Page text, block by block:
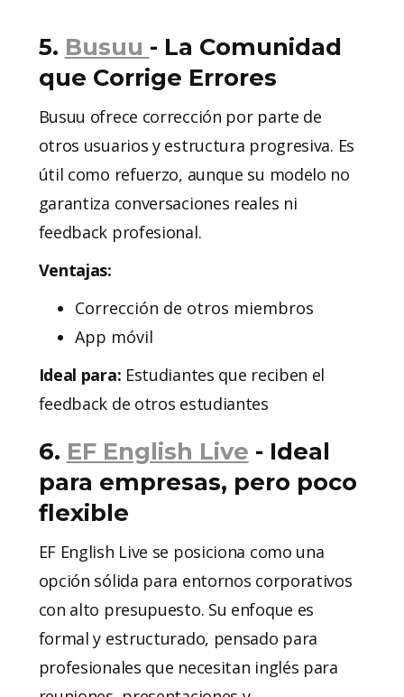
5. Busuu - La Comunidad
que Corrige Errores
Busuu ofrece corrección por parte de
otros usuarios y estructura progresiva. Es
útil como refuerzo, aunque su modelo no
garantiza conversaciones reales ni
feedback profesional.
Ventajas:
Corrección de otros miembros
App móvil
Ideal para: Estudiantes que reciben el
feedback de otros estudiantes
6. EF English Live - Ideal
para empresas, pero poco
flexible
EF English Live se posiciona como una
opción sólida para entornos corporativos
con alto presupuesto. Su enfoque es
formal y estructurado, pensado para
profesionales que necesitan inglés para